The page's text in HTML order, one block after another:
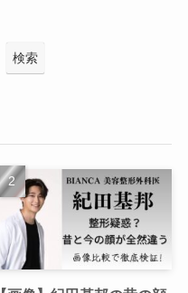
検索